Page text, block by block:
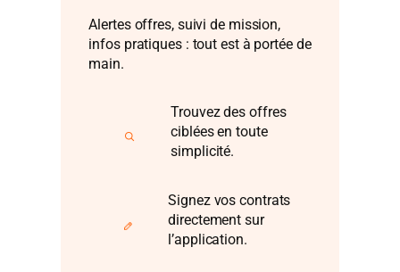
Alertes offres, suivi de mission,
infos pratiques : tout est à portée de
main.
Trouvez des offres
ciblées en toute
simplicité.
Signez vos contrats
directement sur
l’application.